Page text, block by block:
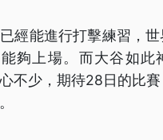
經能進行打擊練習，世
夠上場。而大谷如此
不少，期待28日的比